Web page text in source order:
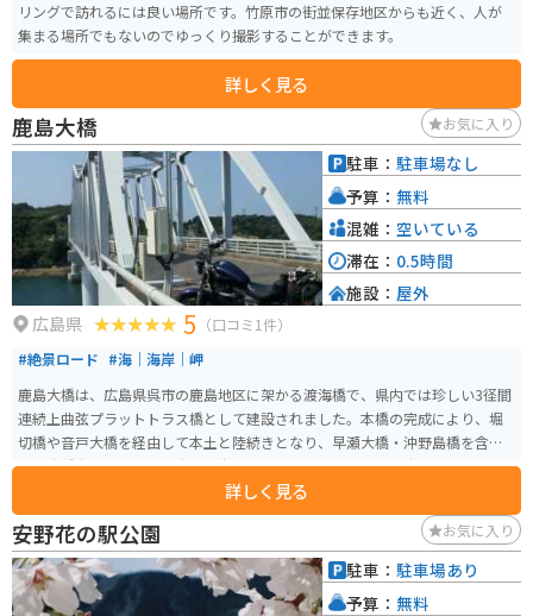
リングで訪れるには良い場所です。竹原市の街並保存地区からも近く、人が
集まる場所でもないのでゆっくり撮影することができます。
詳しく見る
鹿島大橋 お気に入り
広島県 5 （口コミ1件）
#絶景ロード #海｜海岸｜岬
鹿島大橋は、広島県呉市の鹿島地区に架かる渡海橋で、県内では珍しい3径間
連続上曲弦プラットトラス橋として建設されました。本橋の完成により、堀
切橋や音戸大橋を経由して本土と陸続きとなり、早瀬大橋・沖野島橋を含む
江能倉橋島地域の主要な島々が本土化され、交通アクセスが大幅に向上しま
島々の美しい景観が広がり、晴れた日には青い海と空のコントラストが映え
る絶好のフォトスポットとなります。車やバイクでの訪問も可能で、海沿い
ツーリングの立ち寄り地点としても適しており、静かな海景色を楽しみなが
らの散策や写真撮影におすすめです。
詳しく見る
駐車： 駐車場なし
予算： 無料
混雑： 空いている
滞在： 0.5時間
施設： 屋外
安野花の駅公園 お気に入り
駐車： 駐車場あり
予算： 無料